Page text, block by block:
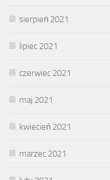
sierpień 2021
lipiec 2021
czerwiec 2021
maj 2021
kwiecień 2021
marzec 2021